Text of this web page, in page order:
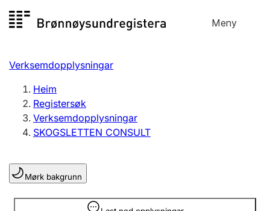
til
Meny
Registersøk
Aksjeselskap
Enkeltpersonføretak
Registrere, endre, slette
Lag og foreining
Registrere, endre, slette
Verksemdopplysningar
Heim
Registersøk
Verksemdopplysningar
SKOGSLETTEN CONSULT
Mørk bakgrunn
Opplysninger er skjult